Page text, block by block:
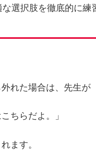
な選択肢を徹底的に練
れた場合は、先生が
ちらだよ。」
ます。